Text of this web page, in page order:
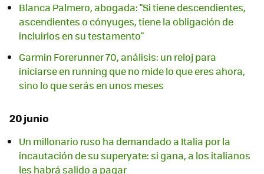
Blanca Palmero, abogada: "Si tiene descendientes,
ascendientes o cónyuges, tiene la obligación de
incluirlos en su testamento"
Garmin Forerunner 70, análisis: un reloj para
iniciarse en running que no mide lo que eres ahora,
sino lo que serás en unos meses
20 junio
Un millonario ruso ha demandado a Italia por la
incautación de su superyate: si gana, a los italianos
les habrá salido a pagar